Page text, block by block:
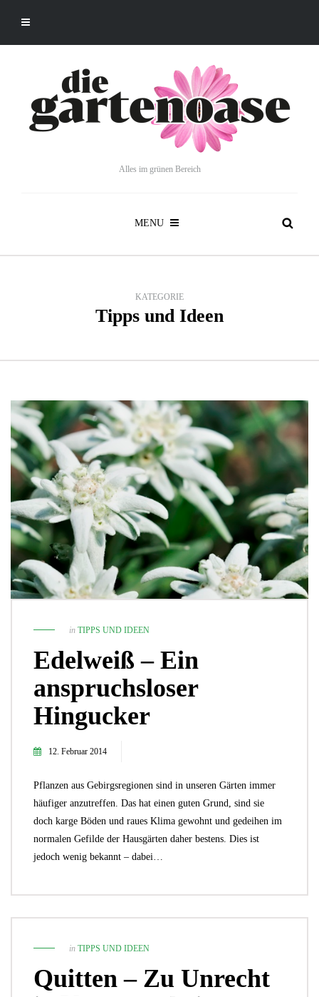
Alles im grünen Bereich
MENU
KATEGORIE
Tipps und Ideen
in TIPPS UND IDEEN
Edelweiß – Ein
anspruchsloser
Hingucker
12. Februar 2014
Pflanzen aus Gebirgsregionen sind in unseren Gärten immer
häufiger anzutreffen. Das hat einen guten Grund, sind sie
doch karge Böden und raues Klima gewohnt und gedeihen im
normalen Gefilde der Hausgärten daher bestens. Dies ist
jedoch wenig bekannt – dabei…
in TIPPS UND IDEEN
Quitten – Zu Unrecht